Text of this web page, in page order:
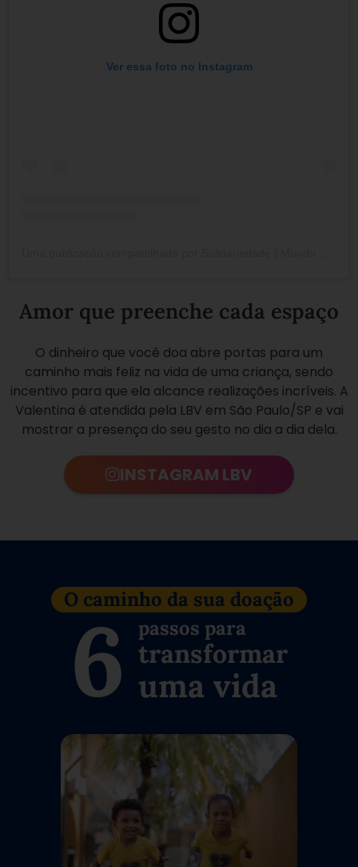
Ver essa foto no Instagram
Amor que preenche cada espaço
O dinheiro que você doa abre portas para um
caminho mais feliz na vida de uma criança, sendo
incentivo para que ela alcance realizações incríveis. A
Valentina é atendida pela LBV em São Paulo/SP e vai
mostrar a presença do seu gesto no dia a dia dela.
INSTAGRAM LBV
O caminho da sua doação
6 passos para
transformar
uma vida